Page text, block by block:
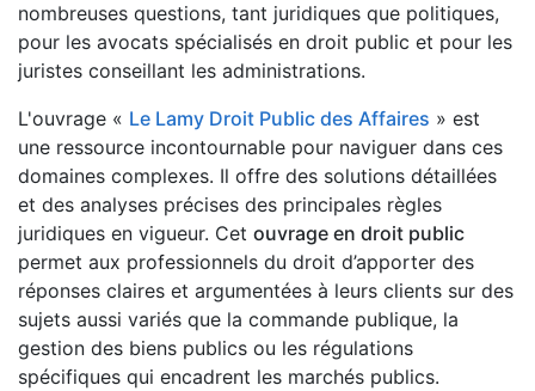
nombreuses questions, tant juridiques que politiques,
pour les avocats spécialisés en droit public et pour les
juristes conseillant les administrations.
L'ouvrage « Le Lamy Droit Public des Affaires » est
une ressource incontournable pour naviguer dans ces
domaines complexes. Il offre des solutions détaillées
et des analyses précises des principales règles
juridiques en vigueur. Cet ouvrage en droit public
permet aux professionnels du droit d’apporter des
réponses claires et argumentées à leurs clients sur des
sujets aussi variés que la commande publique, la
gestion des biens publics ou les régulations
spécifiques qui encadrent les marchés publics.